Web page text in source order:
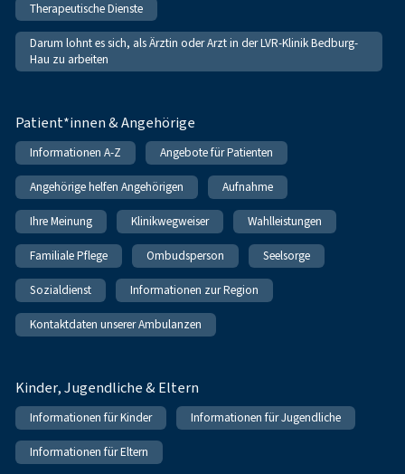
Therapeutische Dienste
Darum lohnt es sich, als Ärztin oder Arzt in der LVR-Klinik Bedburg-
Hau zu arbeiten
Patient*innen & Angehörige
Informationen A-Z Angebote für Patienten
Angehörige helfen Angehörigen Aufnahme
Ihre Meinung Klinikwegweiser Wahlleistungen
Familiale Pflege Ombudsperson Seelsorge
Sozialdienst Informationen zur Region
Kontaktdaten unserer Ambulanzen
Kinder, Jugendliche & Eltern
Informationen für Kinder Informationen für Jugendliche
Informationen für Eltern